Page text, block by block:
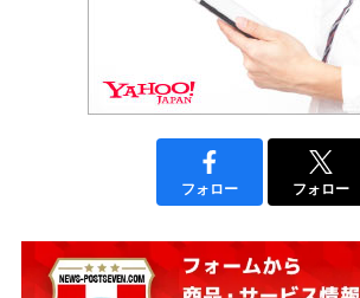
フォロー フォロー